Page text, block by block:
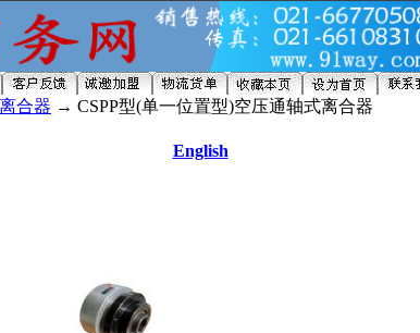
合器 → CSPP型(单一位置型)空压通轴式离合器
English